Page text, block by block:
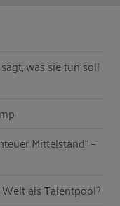
was sie tun soll
Mittelstand“ –
als Talentpool?